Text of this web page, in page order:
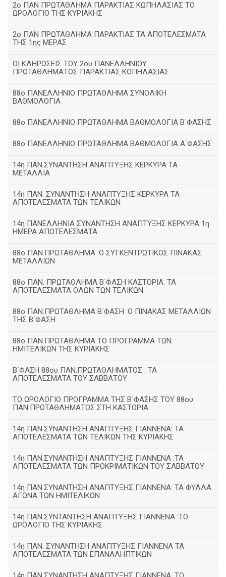
2ο ΠΑΝ ΠΡΩΤΑΘΛΗΜΑ ΠΑΡΑΚΤΙΑΣ ΚΩΠΗΛΑΣΙΑΣ ΤΟ
ΩΡΟΛΟΓΙΟ ΤΗΣ ΚΥΡΙΑΚΗΣ
2ο ΠΑΝ ΠΡΩΤΑΘΛΗΜΑ ΠΑΡΑΚΤΙΑΣ ΤΑ ΑΠΟΤΕΛΕΣΜΑΤΑ
ΤΗΣ 1ης ΜΕΡΑΣ
ΟΙ ΚΛΗΡΩΣΕΙΣ ΤΟΥ 2ου ΠΑΝΕΛΛΗΝΙΟΥ
ΠΡΩΤΑΘΛΗΜΑΤΟΣ ΠΑΡΑΚΤΙΑΣ ΚΩΠΗΛΑΣΙΑΣ
88ο ΠΑΝΕΛΛΗΝΙΟ ΠΡΩΤΑΘΛΗΜΑ ΣΥΝΟΛΙΚΗ
ΒΑΘΜΟΛΟΓΙΑ
88ο ΠΑΝΕΛΛΗΝΙΟ ΠΡΩΤΑΘΛΗΜΑ ΒΑΘΜΟΛΟΓΙΑ Β΄ΦΑΣΗΣ
88ο ΠΑΝΕΛΛΗΝΙΟ ΠΡΩΤΑΘΛΗΜΑ ΒΑΘΜΟΛΟΓΙΑ Α΄ΦΑΣΗΣ
14η ΠΑΝ.ΣΥΝΑΝΤΗΣΗ ΑΝΑΠΤΥΞΗΣ ΚΕΡΚΥΡΑ ΤΑ
ΜΕΤΑΛΛΙΑ
14η ΠΑΝ. ΣΥΝΑΝΤΗΣΗ ΑΝΑΠΤΥΞΗΣ ΚΕΡΚΥΡΑ ΤΑ
ΑΠΟΤΕΛΕΣΜΑΤΑ ΤΩΝ ΤΕΛΙΚΩΝ
14η ΠΑΝΕΛΛΗΝΙΑ ΣΥΝΑΝΤΗΣΗ ΑΝΑΠΤΥΞΗΣ ΚΕΡΚΥΡΑ 1η
ΗΜΕΡΑ ΑΠΟΤΕΛΕΣΜΑΤΑ
88ο ΠΑΝ.ΠΡΩΤΑΘΛΗΜΑ :Ο ΣΥΓΚΕΝΤΡΩΤΙΚΟΣ ΠΙΝΑΚΑΣ
ΜΕΤΑΛΛΙΩΝ
88ο ΠΑΝ. ΠΡΩΤΑΘΛΗΜΑ Β΄ΦΑΣΗ ΚΑΣΤΟΡΙΑ: ΤΑ
ΑΠΟΤΕΛΕΣΜΑΤΑ ΟΛΩΝ ΤΩΝ ΤΕΛΙΚΩΝ
88ο ΠΑΝ.ΠΡΩΤΑΘΛΗΜΑ Β΄ΦΑΣΗ :Ο ΠΙΝΑΚΑΣ ΜΕΤΑΛΛΙΩΝ
ΤΗΣ Β΄ΦΑΣΗ
88ο ΠΑΝ.ΠΡΩΤΑΘΛΗΜΑ ΤΟ ΠΡΟΓΡΑΜΜΑ ΤΩΝ
ΗΜΙΤΕΛΙΚΩΝ ΤΗΣ ΚΥΡΙΑΚΗΣ
Β΄ΦΑΣΗ 88ου ΠΑΝ.ΠΡΩΤΑΘΛΗΜΑΤΟΣ : ΤΑ
ΑΠΟΤΕΛΕΣΜΑΤΑ ΤΟΥ ΣΑΒΒΑΤΟΥ
ΤΟ ΩΡΟΛΟΓΙΟ ΠΡΟΓΡΑΜΜΑ ΤΗΣ Β΄ΦΑΣΗΣ ΤΟΥ 88ου
ΠΑΝ.ΠΡΩΤΑΘΛΗΜΑΤΟΣ ΣΤΗ ΚΑΣΤΟΡΙΑ
14η ΠΑΝ.ΣΥΝΑΝΤΗΣΗ ΑΝΑΠΤΥΞΗΣ ΓΙΑΝΝΕΝΑ: ΤΑ
ΑΠΟΤΕΛΕΣΜΑΤΑ ΤΩΝ ΤΕΛΙΚΩΝ ΤΗΣ ΚΥΡΙΑΚΗΣ
14η ΠΑΝ.ΣΥΝΑΝΤΗΣΗ ΑΝΑΠΤΥΞΗΣ ΓΙΑΝΝΕΝΑ :ΤΑ
ΑΠΟΤΕΛΕΣΜΑΤΑ ΤΩΝ ΠΡΟΚΡΙΜΑΤΙΚΩΝ ΤΟΥ ΣΑΒΒΑΤΟΥ
14η ΠΑΝ.ΣΥΝΑΝΤΗΣΗ ΑΝΑΠΤΥΞΗΣ ΓΙΑΝΝΕΝΑ: ΤΑ ΦΥΛΛΑ
ΑΓΩΝΑ ΤΩΝ ΗΜΙΤΕΛΙΚΩΝ
14η ΠΑΝ.ΣΥΝΤΑΝΤΗΣΗ ΑΝΑΠΤΥΞΗΣ ΓΙΑΝΝΕΝΑ :ΤΟ
ΩΡΟΛΟΓΙΟ ΤΗΣ ΚΥΡΙΑΚΗΣ
14η ΠΑΝ. ΣΥΝΑΝΤΗΣΗ ΑΝΑΠΤΥΞΗΣ ΓΙΑΝΝΕΝΑ ΤΑ
ΑΠΟΤΕΛΕΣΜΑΤΑ ΤΩΝ ΕΠΑΝΑΛΗΠΤΙΚΩΝ